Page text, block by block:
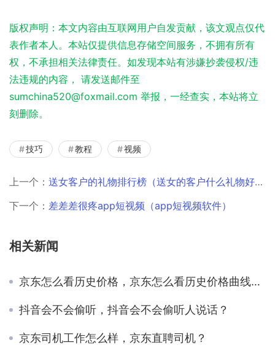
版权声明：本文内容由互联网用户自发贡献，该文观点仅代
表作者本人。本站仅提供信息存储空间服务，不拥有所有
权，不承担相关法律责任。如发现本站有涉嫌抄袭侵权/违
法违规的内容， 请发送邮件至
sumchina520@foxmail.com 举报，一经查实，本站将立
刻删除。
技巧 教程 视频
上一个： 送女客户的礼物排行榜（送女的客户什么礼物好呢）
下一个： 差差差很疼app短视频（app短视频软件）
相关新闻
京东怎么看历史价格，京东怎么看历史价格曲线图？
抖音会不会偷听，抖音会不会偷听人说话？
京东司机工作怎么样，京东直聘司机？